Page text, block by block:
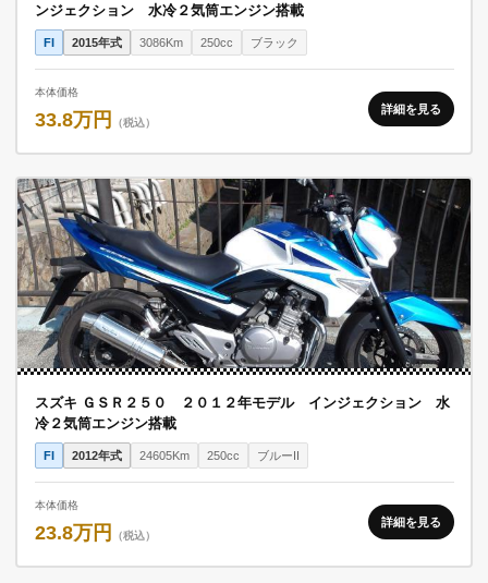
ンジェクション 水冷２気筒エンジン搭載
FI 2015年式 3086Km 250cc ブラック
本体価格
33.8万円 （税込）
詳細を見る
スズキ ＧＳＲ２５０ ２０１２年モデル インジェクション 水
冷２気筒エンジン搭載
FI 2012年式 24605Km 250cc ブルーII
本体価格
23.8万円 （税込）
詳細を見る